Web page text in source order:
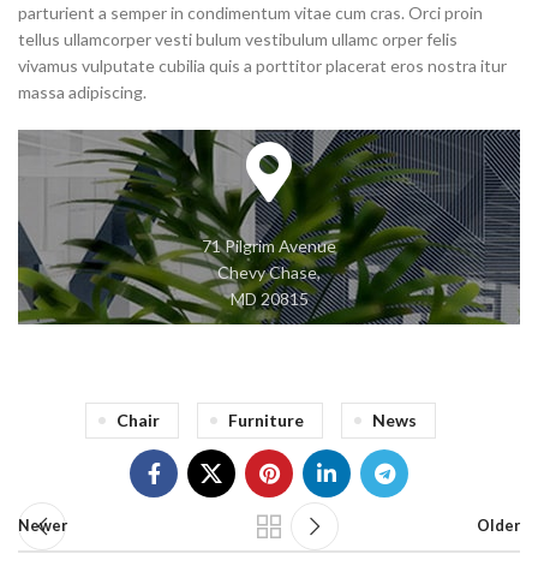
parturient a semper in condimentum vitae cum cras. Orci proin
tellus ullamcorper vesti bulum vestibulum ullamc orper felis
vivamus vulputate cubilia quis a porttitor placerat eros nostra itur
massa adipiscing.
71 Pilgrim Avenue
Chevy Chase,
MD 20815
Chair Furniture News
Newer Older